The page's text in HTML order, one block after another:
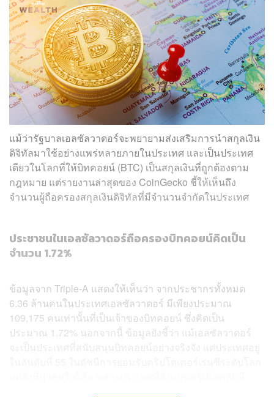
แม้ว่ารัฐบาลเอลซัลวาดอร์จะพยายามส่งเสริมการนำสกุลเงิน
ดิจิทัลมาใช้อย่างแพร่หลายภายในประเทศ และเป็นประเทศ
เดียวในโลกที่ให้บิทคอยน์ (BTC) เป็นสกุลเงินที่ถูกต้องตาม
กฎหมาย แต่รายงานล่าสุดของ CoinGecko ชี้ให้เห็นถึง
จำนวนผู้ถือครองสกุลเงินดิจิทัลที่มีจำนวนจำกัดในประเทศ
ประชาชนในเอลซัลวาดอร์ถือครองบิทคอยน์คิดเป็น
จำนวน 1.72%
ข้อมูลจาก Triple-A แสดงให้เห็นว่า จากประชากรทั้งหมด
6.36 ล้านคนในประเทศเอลซัลวาดอร์ มีเพียงประมาณ
109,175 คนเท่านั้นที่เป็นเจ้าของบิทคอยน์ ซึ่งคิดเป็น
ประมาณ 1.72% นอกจากนี้ ข้อมูลยังชี้ว่า แม้เอลซัลวาดอร์